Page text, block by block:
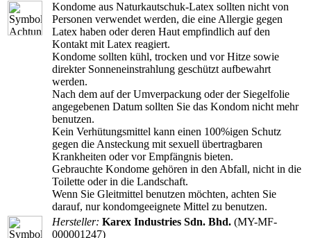
Kondome aus Naturkautschuk-Latex sollten nicht von
Personen verwendet werden, die eine Allergie gegen
Latex haben oder deren Haut empfindlich auf den
Kontakt mit Latex reagiert.
Kondome sollten kühl, trocken und vor Hitze sowie
direkter Sonneneinstrahlung geschützt aufbewahrt
werden.
Nach dem auf der Umverpackung oder der Siegelfolie
angegebenen Datum sollten Sie das Kondom nicht mehr
benutzen.
Kein Verhütungsmittel kann einen 100%igen Schutz
gegen die Ansteckung mit sexuell übertragbaren
Krankheiten oder vor Empfängnis bieten.
Gebrauchte Kondome gehören in den Abfall, nicht in die
Toilette oder in die Landschaft.
Wenn Sie Gleitmittel benutzen möchten, achten Sie
darauf, nur kondomgeeignete Mittel zu benutzen.
Hersteller: Karex Industries Sdn. Bhd. (MY-MF-
000001247)